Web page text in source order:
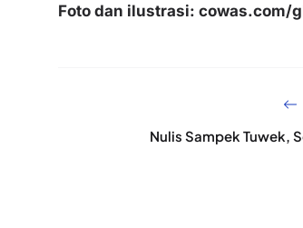
Foto dan ilustrasi: cowas.com/
Nulis Sampek Tuwek,